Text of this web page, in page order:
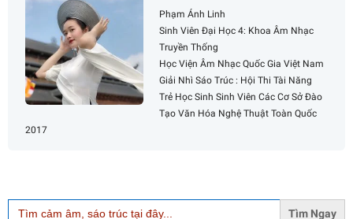
Phạm Ánh Linh
Sinh Viên Đại Học 4: Khoa Âm Nhạc
Truyền Thống
Học Viện Âm Nhạc Quốc Gia Việt Nam
Giải Nhì Sáo Trúc : Hội Thi Tài Năng
Trẻ Học Sinh Sinh Viên Các Cơ Sở Đào
Tạo Văn Hóa Nghệ Thuật Toàn Quốc
2017
Search
for: